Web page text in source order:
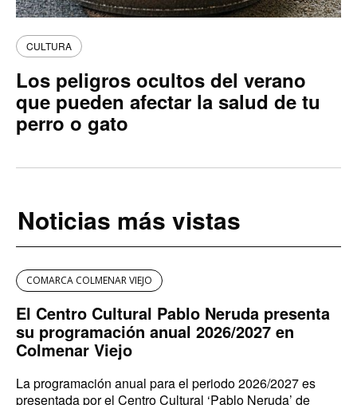
CULTURA
Los peligros ocultos del verano
que pueden afectar la salud de tu
perro o gato
Noticias más vistas
COMARCA COLMENAR VIEJO
El Centro Cultural Pablo Neruda presenta
su programación anual 2026/2027 en
Colmenar Viejo
La programación anual para el periodo 2026/2027 es
presentada por el Centro Cultural ‘Pablo Neruda’ de